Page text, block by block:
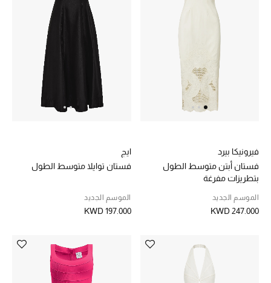
الموسم الجديد
ركن أناقة المنتجعات
جميع إصدارتنا النسائية
تشكيلة المناسبات للنساء
الحب للمحلي
الملابس الرياضية النسائية
تشكيلة الأعراس
فيرونيكا بيرد
فستان أبتن متوسط الطول
بتطريزات مفرغة
الموسم الجديد
KWD 247.000
ايج
فستان توايلا متوسط الطول
الموسم الجديد
KWD 197.000